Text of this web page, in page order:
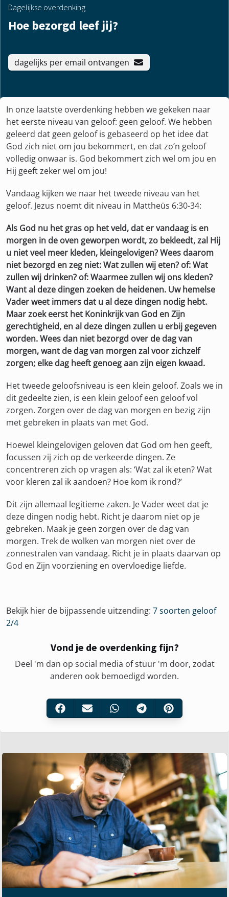
Dagelijkse overdenking
Hoe bezorgd leef jij?
dagelijks per email ontvangen
In onze laatste overdenking hebben we gekeken naar
het eerste niveau van geloof: geen geloof. We hebben
geleerd dat geen geloof is gebaseerd op het idee dat
God zich niet om jou bekommert, en dat zo’n geloof
volledig onwaar is. God bekommert zich wel om jou en
Hij geeft zeker wel om jou!
Vandaag kijken we naar het tweede niveau van het
geloof. Jezus noemt dit niveau in Mattheüs 6:30-34:
Als God nu het gras op het veld, dat er vandaag is en
morgen in de oven geworpen wordt, zo bekleedt, zal Hij
u niet veel meer kleden, kleingelovigen? Wees daarom
niet bezorgd en zeg niet: Wat zullen wij eten? of: Wat
zullen wij drinken? of: Waarmee zullen wij ons kleden?
Want al deze dingen zoeken de heidenen. Uw hemelse
Vader weet immers dat u al deze dingen nodig hebt.
Maar zoek eerst het Koninkrijk van God en Zijn
gerechtigheid, en al deze dingen zullen u erbij gegeven
worden. Wees dan niet bezorgd over de dag van
morgen, want de dag van morgen zal voor zichzelf
zorgen; elke dag heeft genoeg aan zijn eigen kwaad.
Het tweede geloofsniveau is een klein geloof. Zoals we in
dit gedeelte zien, is een klein geloof een geloof vol
zorgen. Zorgen over de dag van morgen en bezig zijn
met gebreken in plaats van met God.
Hoewel kleingelovigen geloven dat God om hen geeft,
focussen zij zich op de verkeerde dingen. Ze
concentreren zich op vragen als: ‘Wat zal ik eten? Wat
voor kleren zal ik aandoen? Hoe kom ik rond?’
Dit zijn allemaal legitieme zaken. Je Vader weet dat je
deze dingen nodig hebt. Richt je daarom niet op je
gebreken. Maak je geen zorgen over de dag van
morgen. Trek de wolken van morgen niet over de
zonnestralen van vandaag. Richt je in plaats daarvan op
God en Zijn voorziening en overvloedige liefde.
Bekijk hier de bijpassende uitzending: 7 soorten geloof
2/4
Vond je de overdenking fijn?
Deel 'm dan op social media of stuur 'm door, zodat
anderen ook bemoedigd worden.